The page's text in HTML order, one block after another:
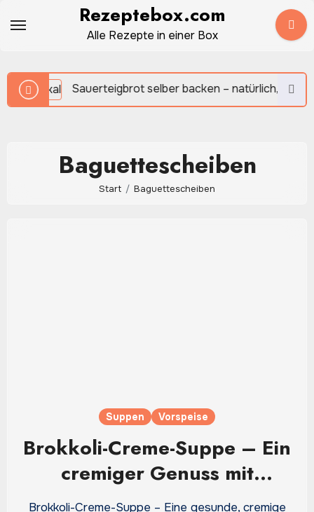
Inhalt
Rezeptebox.com
Alle Rezepte in einer Box
Sauerteigbrot selber backen – natürlich,
Baguettescheiben
Start Baguettescheiben
Suppen Vorspeise
Brokkoli-Creme-Suppe – Ein
cremiger Genuss mit
frischem Brokkoli und
Brokkoli-Creme-Suppe – Eine gesunde, cremige